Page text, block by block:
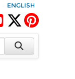
ENGLISH